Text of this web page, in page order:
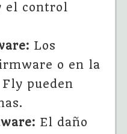
el control
Los
o en la
pueden
El daño